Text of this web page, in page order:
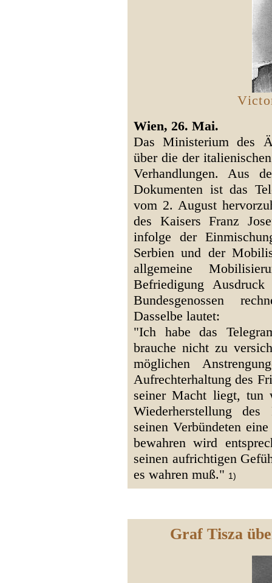
Wien, 26. Mai.
Das Ministerium des
über die der
Verhandlungen. Aus
Dokumenten ist das
vom 2. August
des Kaisers Franz
infolge der
Serbien und der
allgemeine
Befriedigung
Bundesgenossen
Dasselbe lautet:
"Ich habe das
brauche nicht zu
möglichen
Aufrechterhaltung des
seiner Macht liegt, tun
Wiederherstellung des
seinen Verbündeten
bewahren wird
seinen aufrichtigen
es wahren muß." 1)
Graf Tisza